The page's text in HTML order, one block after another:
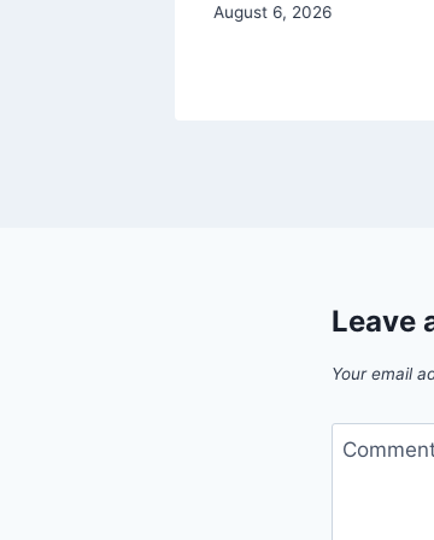
August 6, 2026
Leave
Your email